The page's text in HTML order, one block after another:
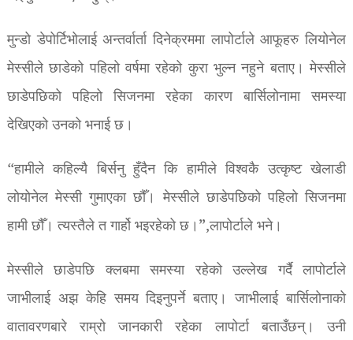
मुन्डो डेपोर्टिभोलाई अन्तर्वार्ता दिनेक्रममा लापोर्टाले आफूहरु लियोनेल
मेस्सीले छाडेको पहिलो वर्षमा रहेको कुरा भुल्न नहुने बताए। मेस्सीले
छाडेपछिको पहिलो सिजनमा रहेका कारण बार्सिलोनामा समस्या
देखिएको उनको भनाई छ।
“हामीले कहिल्यै बिर्सनु हुँदैन कि हामीले विश्वकै उत्कृष्ट खेलाडी
लोयोनेल मेस्सी गुमाएका छौँ। मेस्सीले छाडेपछिको पहिलो सिजनमा
हामी छौँ। त्यस्तैले त गार्हो भइरहेको छ।”,लापोर्टाले भने।
मेस्सीले छाडेपछि क्लबमा समस्या रहेको उल्लेख गर्दै लापोर्टाले
जाभीलाई अझ केहि समय दिइनुपर्ने बताए। जाभीलाई बार्सिलोनाको
वातावरणबारे राम्रो जानकारी रहेका लापोर्टा बताउँछन्। उनी